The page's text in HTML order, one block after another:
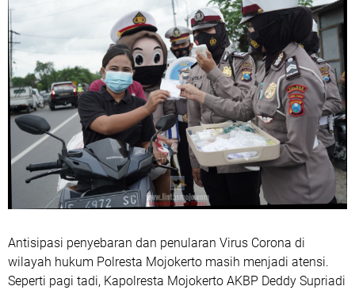
Antisipasi penyebaran dan penularan Virus Corona di
wilayah hukum Polresta Mojokerto masih menjadi atensi.
Seperti pagi tadi, Kapolresta Mojokerto AKBP Deddy Supriadi